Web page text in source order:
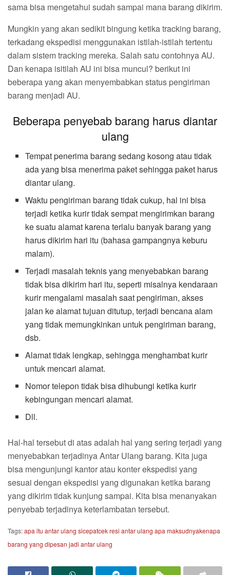
sama bisa mengetahui sudah sampai mana barang dikirim.
Mungkin yang akan sedikit bingung ketika tracking barang,
terkadang ekspedisi menggunakan istilah-istilah tertentu
dalam sistem tracking mereka. Salah satu contohnya AU.
Dan kenapa isitilah AU ini bisa muncul? berikut ini
beberapa yang akan menyembabkan status pengiriman
barang menjadi AU.
Beberapa penyebab barang harus diantar
ulang
Tempat penerima barang sedang kosong atau tidak
ada yang bisa menerima paket sehingga paket harus
diantar ulang.
Waktu pengiriman barang tidak cukup, hal ini bisa
terjadi ketika kurir tidak sempat mengirimkan barang
ke suatu alamat karena terlalu banyak barang yang
harus dikirim hari itu (bahasa gampangnya keburu
malam).
Terjadi masalah teknis yang menyebabkan barang
tidak bisa dikirim hari itu, seperti misalnya kendaraan
kurir mengalami masalah saat pengiriman, akses
jalan ke alamat tujuan ditutup, terjadi bencana alam
yang tidak memungkinkan untuk pengiriman barang,
dsb.
Alamat tidak lengkap, sehingga menghambat kurir
untuk mencari alamat.
Nomor telepon tidak bisa dihubungi ketika kurir
kebingungan mencari alamat.
Dll.
Hal-hal tersebut di atas adalah hal yang sering terjadi yang
menyebabkan terjadinya Antar Ulang barang. Kita juga
bisa mengunjungi kantor atau konter ekspedisi yang
sesuai dengan ekspedisi yang digunakan ketika barang
yang dikirim tidak kunjung sampai. Kita bisa menanyakan
penyebab terjadinya keterlambatan tersebut.
Tags:apa itu antar ulang sicepatcek resi antar ulang apa maksudnyakenapa
barang yang dipesan jadi antar ulang